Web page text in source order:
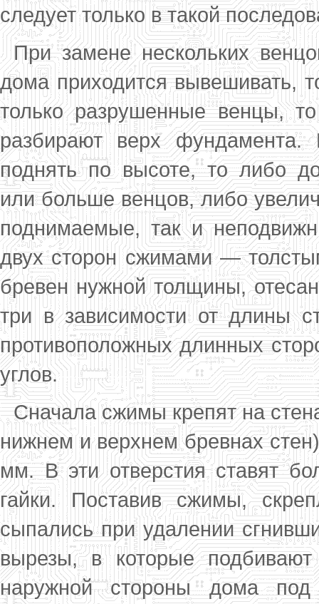
следует только в такой
При замене нескольких
дома прихо­дится вывешивать,
только разрушенные венцы,
разбирают верх
поднять по высоте, то либо
или больше венцов, ли­бо
поднимаемые, так и
двух сторон сжимами —
бревен нужной толщины,
три в зависимости от длины
противоположных длинных
углов.
Сначала сжимы крепят на
нижнем и верхнем бревнах
мм. В эти отвер­стия ставят
гайки. Поставив сжимы,
сыпались при удалении
вырезы, в ко­торые
наружной стороны дома